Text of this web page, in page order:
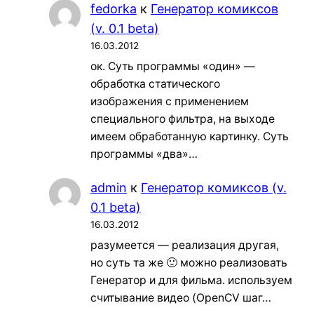
fedorka к Генератор комиксов
(v. 0.1 beta)
16.03.2012
ок. Суть программы «один» —
обработка статического
изображения с применением
специального фильтра, на выходе
имеем обработанную картинку. Суть
программы «два»…
admin к Генератор комиксов (v.
0.1 beta)
16.03.2012
разумеется — реализация другая,
но суть та же 🙂 можно реализовать
Генератор и для фильма. используем
считывание видео (OpenCV шаг…